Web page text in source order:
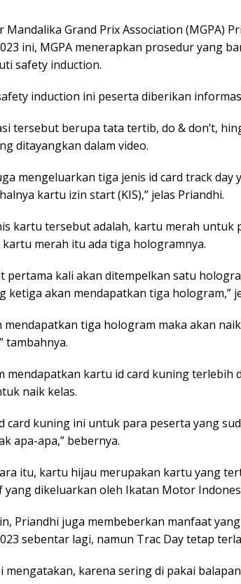
Mandalika Grand Prix Association (MGPA)
ini, MGPA menerapkan prosedur yang
safety induction.
induction ini peserta diberikan
tersebut berupa tata tertib, do & don’t,
ditayangkan dalam video.
mengeluarkan tiga jenis id card track day
kartu izin start (KIS),” jelas Priandhi.
kartu tersebut adalah, kartu merah untuk
kartu merah itu ada tiga hologramnya.
pertama kali akan ditempelkan satu
ketiga akan mendapatkan tiga hologram,”
mendapatkan tiga hologram maka akan
tambahnya.
mendapatkan kartu id card kuning terlebih
naik kelas.
card kuning ini untuk para peserta yang
apa-apa,” bebernya.
itu, kartu hijau merupakan kartu yang
yang dikeluarkan oleh Ikatan Motor
Priandhi juga membeberkan manfaat
sebentar lagi, namun Trac Day tetap
mengatakan, karena sering di pakai